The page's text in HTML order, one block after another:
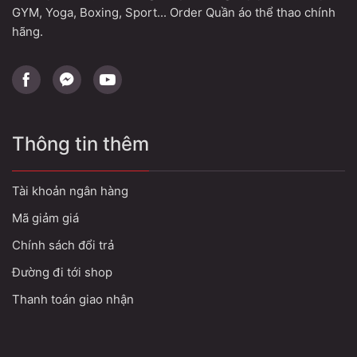
GYM, Yoga, Boxing, Sport... Order Quần áo thể thao chính
hãng.
Thông tin thêm
Tài khoản ngân hàng
Mã giảm giá
Chính sách đổi trả
Đường đi tới shop
Thanh toán giao nhận